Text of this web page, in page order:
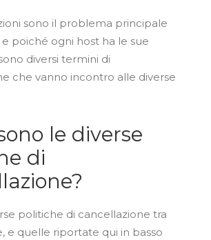
sono il problema principale
e poiché ogni host ha le sue
diversi termini di
che vanno incontro alle diverse
le diverse
di
politiche di cancellazione tra
e quelle riportate qui in basso